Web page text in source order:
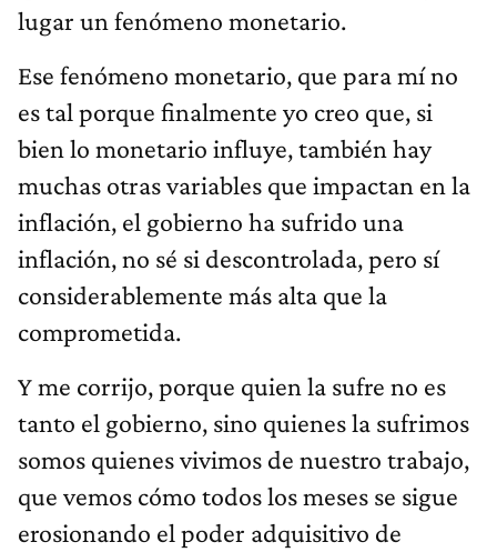
lugar un fenómeno monetario.
Ese fenómeno monetario, que para mí no
es tal porque finalmente yo creo que, si
bien lo monetario influye, también hay
muchas otras variables que impactan en la
inflación, el gobierno ha sufrido una
inflación, no sé si descontrolada, pero sí
considerablemente más alta que la
comprometida.
Y me corrijo, porque quien la sufre no es
tanto el gobierno, sino quienes la sufrimos
somos quienes vivimos de nuestro trabajo,
que vemos cómo todos los meses se sigue
erosionando el poder adquisitivo de